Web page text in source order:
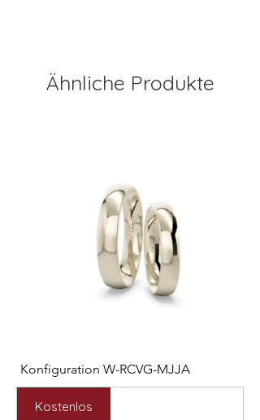
Ähnliche Produkte
Konfiguration W-RCVG-MJJA
Preis
2.531,00 €
Preis
Kostenlos